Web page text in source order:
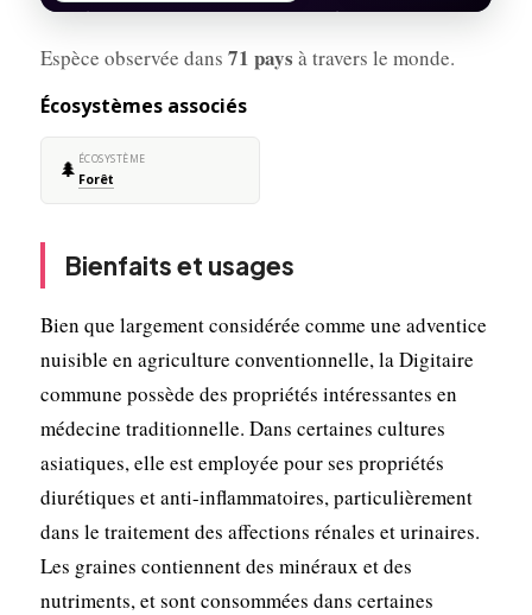
Espèce observée dans 71 pays à travers le monde.
Écosystèmes associés
🌲 ÉCOSYSTÈME
Forêt
Bienfaits et usages
Bien que largement considérée comme une adventice
nuisible en agriculture conventionnelle, la Digitaire
commune possède des propriétés intéressantes en
médecine traditionnelle. Dans certaines cultures
asiatiques, elle est employée pour ses propriétés
diurétiques et anti-inflammatoires, particulièrement
dans le traitement des affections rénales et urinaires.
Les graines contiennent des minéraux et des
nutriments, et sont consommées dans certaines